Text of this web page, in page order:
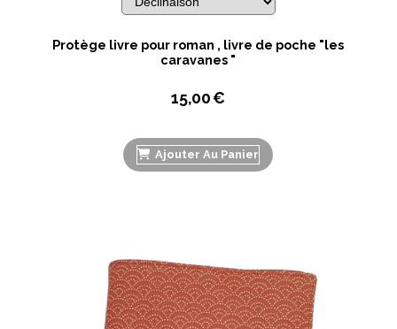
Protège livre pour roman , livre de poche "les
caravanes "
15,00€
Ajouter Au Panier